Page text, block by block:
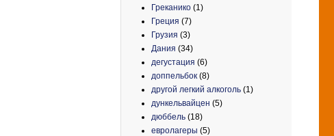
Греканико (1)
Греция (7)
Грузия (3)
Дания (34)
дегустация (6)
доппельбок (8)
другой легкий алкоголь (1)
дункельвайцен (5)
дюббель (18)
евролагеры (5)